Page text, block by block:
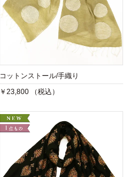
コットンストール/手織り
￥23,800 （税込）